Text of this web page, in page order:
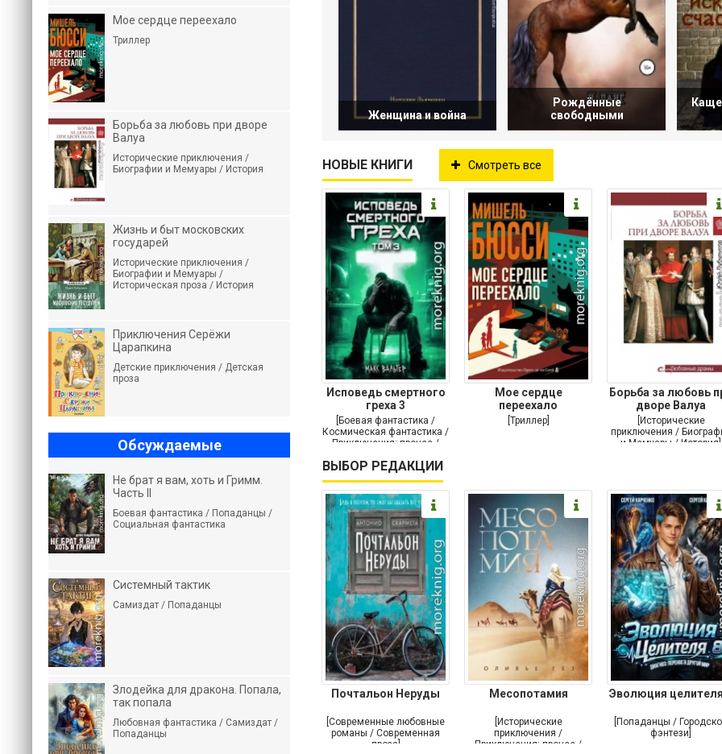
Женщина и война
Рождённые
свободными
НОВЫЕ КНИГИ Смотреть все
Исповедь смертного
греха 3
[Боевая фантастика /
Космическая фантастика /
Приключения: прочее /
Мое сердце
переехало
[Триллер]
Борьба за любовь
дворе Валуа
[Исторические
приключения /
и Мемуары / История]
ВЫБОР РЕДАКЦИИ
Почтальон Неруды
[Современные любовные
романы / Современная
проза]
Месопотамия
[Исторические
приключения /
Приключения: прочее /
Эволюция
[Попаданцы /
фэнтези]
Мое сердце переехало
Триллер
Борьба за любовь при дворе
Валуа
Исторические приключения /
Биографии и Мемуары / История
Жизнь и быт московских
государей
Исторические приключения /
Биографии и Мемуары /
Историческая проза / История
Приключения Серёжи
Царапкина
Детские приключения / Детская
проза
Обсуждаемые
Не брат я вам, хоть и Гримм.
Часть II
Боевая фантастика / Попаданцы /
Социальная фантастика
Системный тактик
Самиздат / Попаданцы
Злодейка для дракона. Попала,
так попала
Любовная фантастика / Самиздат /
Попаданцы